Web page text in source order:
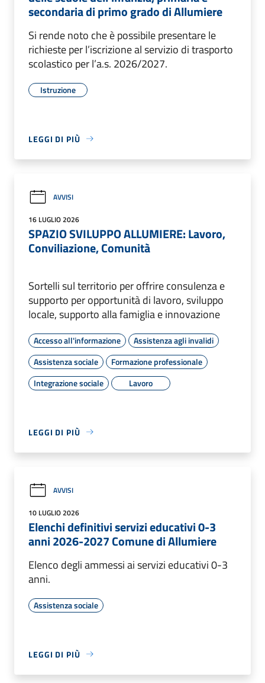
secondaria di primo grado di Allumiere
Si rende noto che è possibile presentare le
richieste per l’iscrizione al servizio di trasporto
scolastico per l’a.s. 2026/2027.
Istruzione
LEGGI DI PIÙ
AVVISI
16 LUGLIO 2026
SPAZIO SVILUPPO ALLUMIERE: Lavoro,
Conviliazione, Comunità
Sortelli sul territorio per offrire consulenza e
supporto per opportunità di lavoro, sviluppo
locale, supporto alla famiglia e innovazione
Accesso all'informazione
Assistenza agli invalidi
Assistenza sociale
Formazione professionale
Integrazione sociale
Lavoro
LEGGI DI PIÙ
AVVISI
10 LUGLIO 2026
Elenchi definitivi servizi educativi 0-3
anni 2026-2027 Comune di Allumiere
Elenco degli ammessi ai servizi educativi 0-3
anni.
Assistenza sociale
LEGGI DI PIÙ